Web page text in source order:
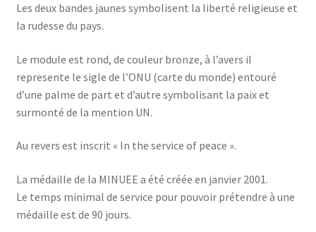
Les deux bandes jaunes symbolisent la liberté religieuse et
la rudesse du pays.
Le module est rond, de couleur bronze, à l’avers il
represente le sigle de l’ONU (carte du monde) entouré
d’une palme de part et d’autre symbolisant la paix et
surmonté de la mention UN.
Au revers est inscrit « In the service of peace ».
La médaille de la MINUEE a été créée en janvier 2001.
Le temps minimal de service pour pouvoir prétendre à une
médaille est de 90 jours.